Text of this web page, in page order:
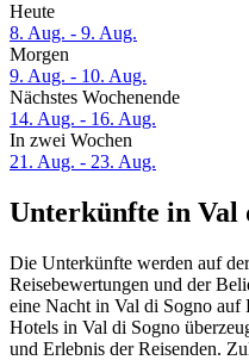
Heute
8. Aug. - 9. Aug.
Morgen
9. Aug. - 10. Aug.
Nächstes Wochenende
14. Aug. - 16. Aug.
In zwei Wochen
21. Aug. - 23. Aug.
Unterkünfte in Val
Die Unterkünfte werden auf
Reisebewertungen und der
eine Nacht in Val di Sogno auf
Hotels in Val di Sogno
und Erlebnis der Reisenden.